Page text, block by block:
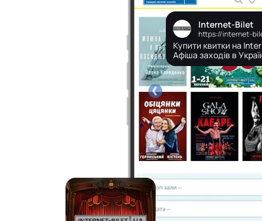
Internet-Bilet
https://internet-
Купити квитки на
Афіша заходів в